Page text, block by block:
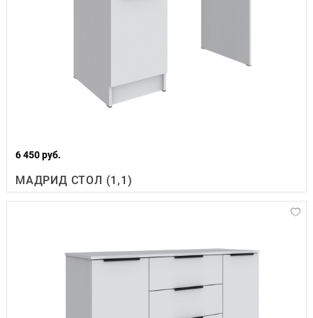
6 450 руб.
МАДРИД СТОЛ (1,1)